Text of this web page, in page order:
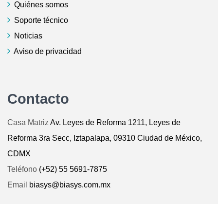
Quiénes somos
Soporte técnico
Noticias
Aviso de privacidad
Contacto
Casa Matriz Av. Leyes de Reforma 1211, Leyes de
Reforma 3ra Secc, Iztapalapa, 09310 Ciudad de México,
CDMX
Teléfono (+52) 55 5691-7875
Email
biasys@biasys.com.mx